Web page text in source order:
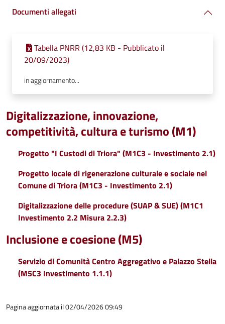
Documenti allegati
Tabella PNRR (12,83 KB - Pubblicato il
20/09/2023)
in aggiornamento...
Digitalizzazione, innovazione,
competitività, cultura e turismo (M1)
Progetto "I Custodi di Triora" (M1C3 - Investimento 2.1)
Progetto locale di rigenerazione culturale e sociale nel
Comune di Triora (M1C3 - Investimento 2.1)
Digitalizzazione delle procedure (SUAP & SUE) (M1C1
Investimento 2.2 Misura 2.2.3)
Inclusione e coesione (M5)
Servizio di Comunità Centro Aggregativo e Palazzo Stella
(M5C3 Investimento 1.1.1)
Pagina aggiornata il 02/04/2026 09:49